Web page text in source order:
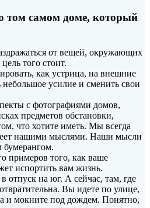
том самом доме, который
от вещей, окружающих
того стоит.
как устрица, на внешние
небольшое усилие и сменить свои
с фотографиями домов,
предметов обстановки,
что хотите иметь. Мы всегда
нашими мыслями. Наши мысли
бумерангом.
примеров того, как ваше
испортить вам жизнь.
отпуск на юг. А сейчас, там, где
Вы идете по улице,
и мокните под дождем. Понятно,